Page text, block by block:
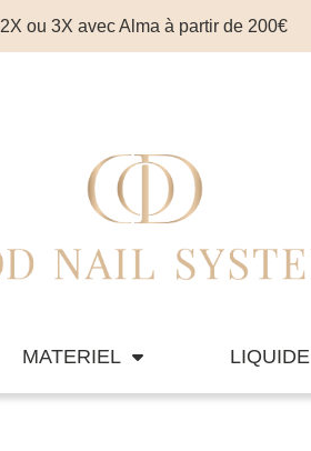
2X ou 3X avec Alma à partir de 200€
MATERIEL LIQUIDE